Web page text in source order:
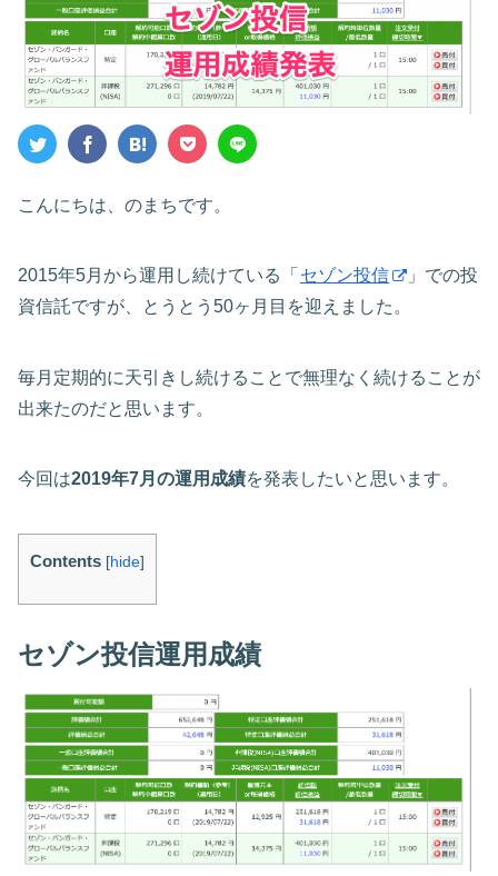
こんにちは、のまちです。
2015年5月から運用し続けている「 セゾン投信
」での投
資信託ですが、とうとう50ヶ月目を迎えました。
毎月定期的に天引きし続けることで無理なく続けることが
出来たのだと思います。
今回は2019年7月の運用成績を発表したいと思います。
Contents [hide]
セゾン投信運用成績